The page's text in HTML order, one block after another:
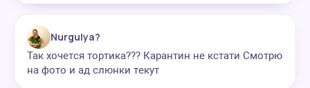
Nurgulya?
Так хочется тортика??? Карантин не кстати Смотрю
на фото и ад слюнки текут